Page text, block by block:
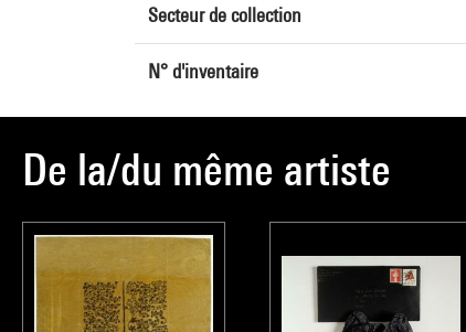
Secteur de collection
N° d'inventaire
De la/du même artiste